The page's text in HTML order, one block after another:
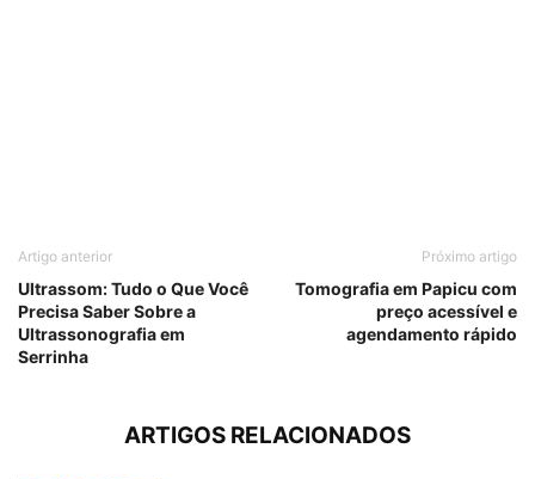
Artigo anterior
Ultrassom: Tudo o Que Você
Precisa Saber Sobre a
Ultrassonografia em
Serrinha
Próximo artigo
Tomografia em Papicu com
preço acessível e
agendamento rápido
ARTIGOS RELACIONADOS